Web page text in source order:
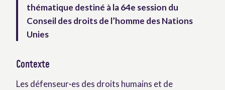
thématique destiné à la 64e session du
Conseil des droits de l’homme des Nations
Unies
Contexte
Les défenseur·es des droits humains et de